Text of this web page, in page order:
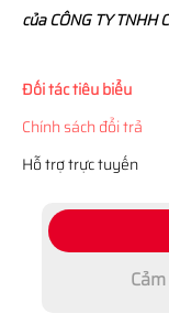
của CÔNG TY TNHH
Đối tác tiêu biểu
Chính sách đổi trả
Hỗ trợ trực tuyến